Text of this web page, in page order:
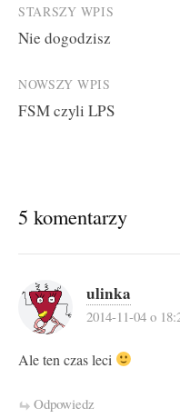
Post
navigation
STARSZY WPIS
Nie dogodzisz
NOWSZY WPIS
FSM czyli LPS
5 komentarzy
ulinka
2014-11-04 o
Ale ten czas leci
Odpowiedz